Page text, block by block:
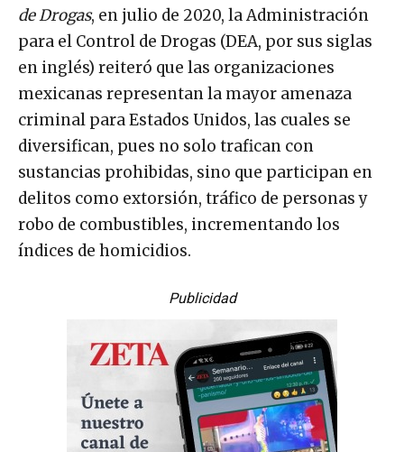
de Drogas, en julio de 2020, la Administración
para el Control de Drogas (DEA, por sus siglas
en inglés) reiteró que las organizaciones
mexicanas representan la mayor amenaza
criminal para Estados Unidos, las cuales se
diversifican, pues no solo trafican con
sustancias prohibidas, sino que participan en
delitos como extorsión, tráfico de personas y
robo de combustibles, incrementando los
índices de homicidios.
Publicidad